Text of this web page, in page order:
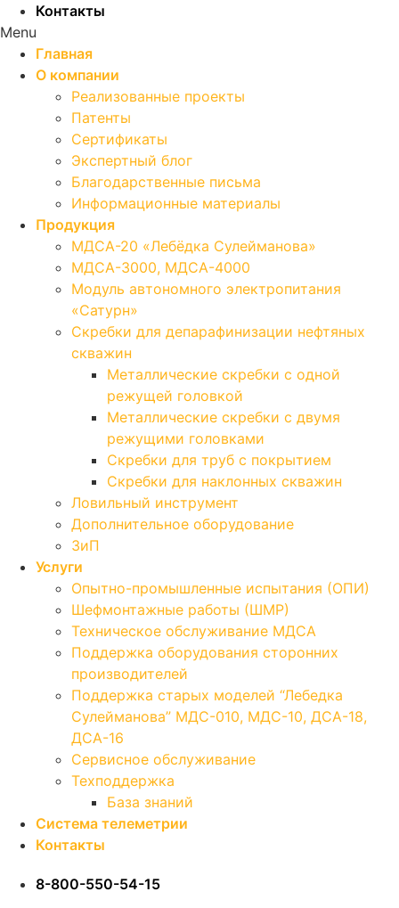
Контакты
Menu
Главная
О компании
Реализованные проекты
Патенты
Сертификаты
Экспертный блог
Благодарственные письма
Информационные материалы
Продукция
МДСА-20 «Лебёдка Сулейманова»
МДСА-3000, МДСА-4000
Модуль автономного электропитания
«Сатурн»
Скребки для депарафинизации нефтяных
скважин
Металлические скребки с одной
режущей головкой
Металлические скребки с двумя
режущими головками
Скребки для труб с покрытием
Скребки для наклонных скважин
Ловильный инструмент
Дополнительное оборудование
ЗиП
Услуги
Опытно-промышленные испытания (ОПИ)
Шефмонтажные работы (ШМР)
Техническое обслуживание МДСА
Поддержка оборудования сторонних
производителей
Поддержка старых моделей “Лебедка
Сулейманова” МДС-010, МДС-10, ДСА-18,
ДСА-16
Сервисное обслуживание
Техподдержка
База знаний
Система телеметрии
Контакты
8-800-550-54-15